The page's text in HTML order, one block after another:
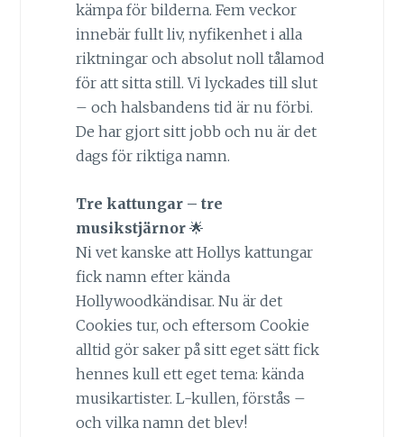
kämpa för bilderna. Fem veckor
innebär fullt liv, nyfikenhet i alla
riktningar och absolut noll tålamod
för att sitta still. Vi lyckades till slut
– och halsbandens tid är nu förbi.
De har gjort sitt jobb och nu är det
dags för riktiga namn.
Tre kattungar – tre
musikstjärnor🌟
Ni vet kanske att Hollys kattungar
fick namn efter kända
Hollywoodkändisar. Nu är det
Cookies tur, och eftersom Cookie
alltid gör saker på sitt eget sätt fick
hennes kull ett eget tema: kända
musikartister. L-kullen, förstås –
och vilka namn det blev!